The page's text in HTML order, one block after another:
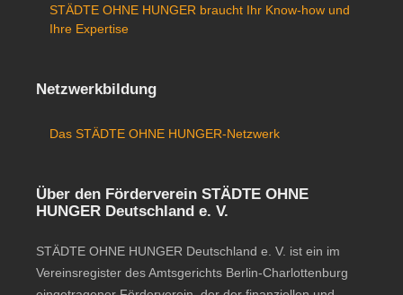
STÄDTE OHNE HUNGER braucht Ihr Know-how und
Ihre Expertise
Netzwerkbildung
Das STÄDTE OHNE HUNGER-Netzwerk
Über den Förderverein STÄDTE OHNE
HUNGER Deutschland e. V.
STÄDTE OHNE HUNGER Deutschland e. V. ist ein im
Vereinsregister des Amtsgerichts Berlin-Charlottenburg